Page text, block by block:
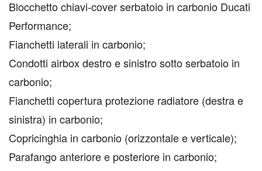
Blocchetto chiavi-cover serbatoio in carbonio Ducati
Performance;
Fianchetti laterali in carbonio;
Condotti airbox destro e sinistro sotto serbatoio in
carbonio;
Fianchetti copertura protezione radiatore (destra e
sinistra) in carbonio;
Copricinghia in carbonio (orizzontale e verticale);
Parafango anteriore e posteriore in carbonio;